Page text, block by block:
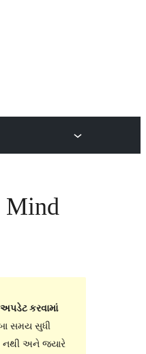
Mind
અપડેટ કરવામાં
સમય સુધી
નથી અને જ્યારે